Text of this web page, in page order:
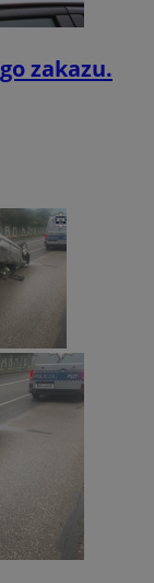
zakazu.